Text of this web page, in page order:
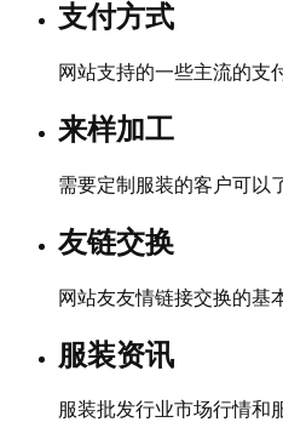
支付方式
网站支持的一些主流的支
来样加工
需要定制服装的客户可以
友链交换
网站友友情链接交换的基
服装资讯
服装批发行业市场行情和